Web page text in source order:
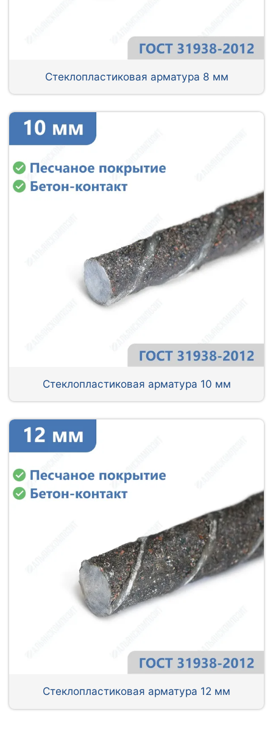
Стеклопластиковая арматура 8 мм
Стеклопластиковая арматура 10 мм
Стеклопластиковая арматура 12 мм